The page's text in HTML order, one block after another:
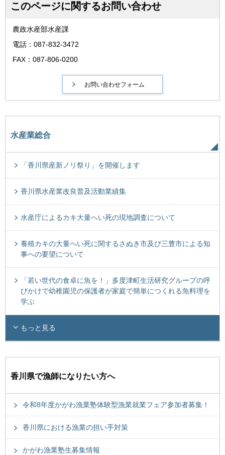
このページに関するお問い合わせ
農政水産部水産課
電話：087-832-3472
FAX：087-806-0200
水産業総合
「香川県産新ノリ祭り」を開催します
香川県水産業改良普及活動業績集
水産庁によるカキ大量へい死の現地調査について
養殖カキの大量へい死に関するさぬき市及び三豊市による知
事への要望について
「若い世代の食卓に魚を！」多度津町生活研究グループの呼
びかけで幼稚園児の保護者が家庭で簡単につくれる魚料理を
学ぶ
もっと見る
香川県で漁師になりたい方へ
令和8年度かがわ漁業塾体験型漁業就業フェア参加者募集！
香川県における漁業の担い手対策
かがわ漁業塾生募集情報